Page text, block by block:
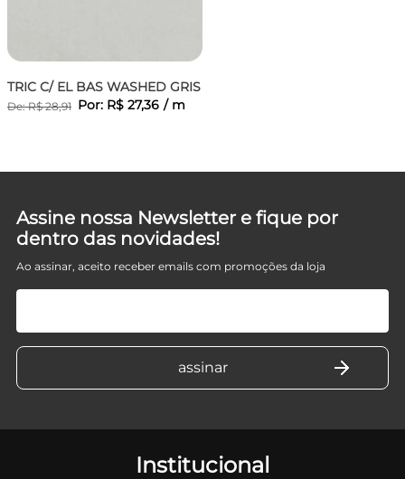
TRIC C/ EL BAS WASHED GRIS
De:R$ 28,91 Por: R$ 27,36 / m
Assine nossa Newsletter e fique por
dentro das novidades!
Ao assinar, aceito receber emails com promoções da loja
Institucional